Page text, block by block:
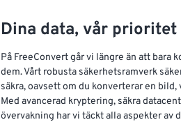
Dina data, vår prioritet
På FreeConvert går vi längre än att bara
dem. Vårt robusta säkerhetsramverk
säkra, oavsett om du konverterar en
Med avancerad kryptering, säkra
övervakning har vi täckt alla aspekter av